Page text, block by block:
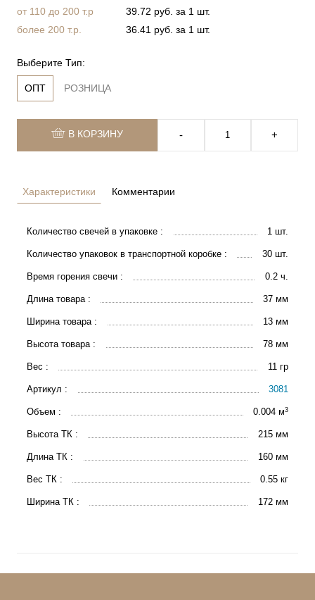
от 110 до 200 т.р
39.72 руб. за 1 шт.
более 200 т.р.
36.41 руб. за 1 шт.
Выберите Тип:
ОПТ РОЗНИЦА
В КОРЗИНУ ‐ +
Характеристики
Количество свечей в упаковке : 1 шт.
Количество упаковок в транспортной коробке : 30 шт.
Время горения свечи : 0.2 ч.
Длина товара : 37 мм
Ширина товара : 13 мм
Высота товара : 78 мм
Вес : 11 гр
Артикул : 3081
Объем : 0.004 м3
Высота ТК : 215 мм
Длина ТК : 160 мм
Вес ТК : 0.55 кг
Ширина ТК : 172 мм
Комментарии